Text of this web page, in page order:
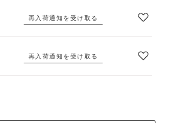
再入荷通知を受け取る
再入荷通知を受け取る